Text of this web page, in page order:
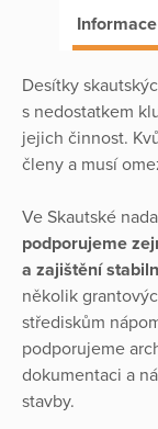
Informace
Desítky
s nedostatkem
jejich činnost.
členy a musí
Ve Skautské
podporujeme
a zajištění
několik
střediskům
podporujeme
dokumentaci a
stavby.